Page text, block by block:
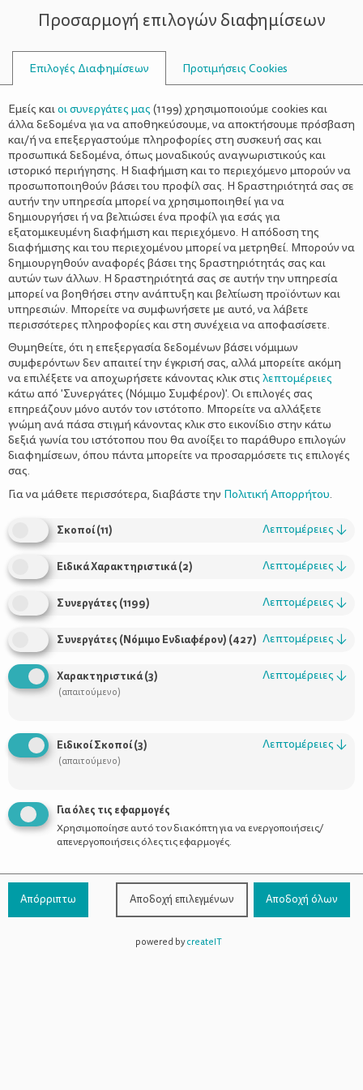
ΣΥΜΒΟΥΛΟΙ
ΔΟΝΤΙΏΝ ΚΑΙ ΝΥΧΙΏΝ
Ο ρόλος του ασβεστίου στον
οργανισμό του παιδιού σας
Χρήσιμοι Σύνδεσμοι
Προϊόντα
Επικοινωνία
800-1199-800(από σταθερό,
χωρίς χρέωση)
Προσαρμογή επιλογών διαφημίσεων
Επιλογές Διαφημίσεων Προτιμήσεις Cookies
Εμείς καιοι συνεργάτες μας (1199) χρησιμοποιούμε cookies και
άλλα δεδομένα για να αποθηκεύσουμε, να αποκτήσουμε πρόσβαση
και/ή να επεξεργαστούμε πληροφορίες στη συσκευή σας και
προσωπικά δεδομένα, όπως μοναδικούς αναγνωριστικούς και
ιστορικό περιήγησης. Η διαφήμιση και το περιεχόμενο μπορούν να
προσωποποιηθούν βάσει του προφίλ σας. Η δραστηριότητά σας σε
αυτήν την υπηρεσία μπορεί να χρησιμοποιηθεί για να
δημιουργήσει ή να βελτιώσει ένα προφίλ για εσάς για
εξατομικευμένη διαφήμιση και περιεχόμενο. Η απόδοση της
διαφήμισης και του περιεχομένου μπορεί να μετρηθεί. Μπορούν να
δημιουργηθούν αναφορές βάσει της δραστηριότητάς σας και
αυτών των άλλων. Η δραστηριότητά σας σε αυτήν την υπηρεσία
μπορεί να βοηθήσει στην ανάπτυξη και βελτίωση προϊόντων και
υπηρεσιών. Μπορείτε να συμφωνήσετε με αυτό, να λάβετε
περισσότερες πληροφορίες και στη συνέχεια να αποφασίσετε.
Θυμηθείτε, ότι η επεξεργασία δεδομένων βάσει νόμιμων
συμφερόντων δεν απαιτεί την έγκρισή σας, αλλά μπορείτε ακόμη
να επιλέξετε να αποχωρήσετε κάνοντας κλικ στις λεπτομέρειες
κάτω από 'Συνεργάτες (Νόμιμο Συμφέρον)'. Οι επιλογές σας
επηρεάζουν μόνο αυτόν τον ιστότοπο. Μπορείτε να αλλάξετε
γνώμη ανά πάσα στιγμή κάνοντας κλικ στο εικονίδιο στην κάτω
δεξιά γωνία του ιστότοπου που θα ανοίξει το παράθυρο επιλογών
διαφημίσεων, όπου πάντα μπορείτε να προσαρμόσετε τις επιλογές
σας.
Για να μάθετε περισσότερα, διαβάστε την Πολιτική Απορρήτου.
Σκοποί(11) Λεπτομέρειες ↓
Ειδικά Χαρακτηριστικά(2) Λεπτομέρειες ↓
Συνεργάτες (1199) Λεπτομέρειες ↓
Συνεργάτες (Νόμιμο Ενδιαφέρον) (427) Λεπτομέρειες ↓
Χαρακτηριστικά(3)
(απαιτούμενο)
Λεπτομέρειες ↓
Ειδικοί Σκοποί(3)
(απαιτούμενο)
Λεπτομέρειες ↓
Για όλες τις εφαρμογές
Χρησιμοποίησε αυτό τον διακόπτη για να ενεργοποιήσεις/
απενεργοποιήσεις όλες τις εφαρμογές.
Απόρριπτω Αποδοχή επιλεγμένων Αποδοχή όλων
powered bycreateIT